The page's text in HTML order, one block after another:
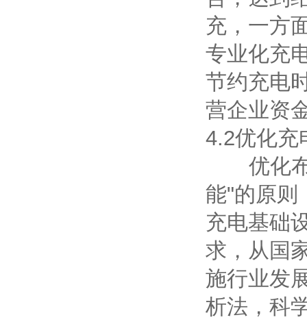
充，一方
专业化充
节约充电
营企业资
4.2优化充
优化布
能"的原则
充电基础
求，从国
施行业发
析法，科